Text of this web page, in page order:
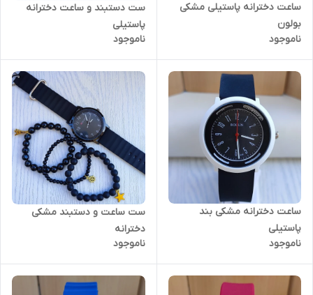
ساعت دخترانه پاستیلی مشکی
بولون
ناموجود
ست دستبند و ساعت دخترانه
پاستیلی
ناموجود
ساعت دخترانه مشکی بند
پاستیلی
ناموجود
ست ساعت و دستبند مشکی
دخترانه
ناموجود